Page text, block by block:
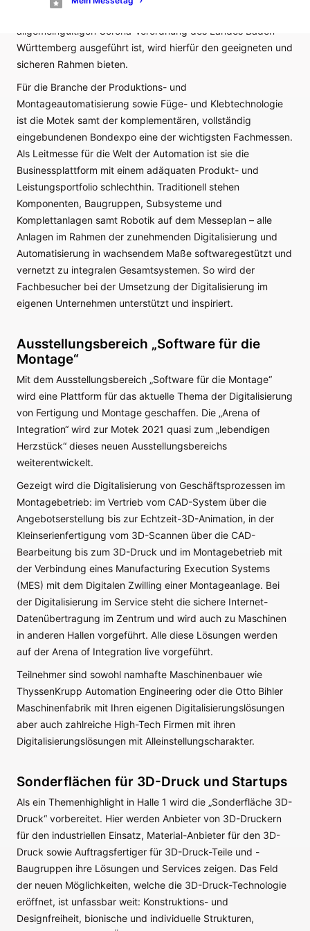
allgemeingültigen Corona-Verordnung des Landes Baden-
Württemberg ausgeführt ist, wird hierfür den geeigneten und
sicheren Rahmen bieten.
Für die Branche der Produktions- und
Montageautomatisierung sowie Füge- und Klebtechnologie
ist die Motek samt der komplementären, vollständig
eingebundenen Bondexpo eine der wichtigsten Fachmessen.
Als Leitmesse für die Welt der Automation ist sie die
Businessplattform mit einem adäquaten Produkt- und
Leistungsportfolio schlechthin. Traditionell stehen
Komponenten, Baugruppen, Subsysteme und
Komplettanlagen samt Robotik auf dem Messeplan – alle
Anlagen im Rahmen der zunehmenden Digitalisierung und
Automatisierung in wachsendem Maße softwaregestützt und
vernetzt zu integralen Gesamtsystemen. So wird der
Fachbesucher bei der Umsetzung der Digitalisierung im
eigenen Unternehmen unterstützt und inspiriert.
Ausstellungsbereich „Software für die
Montage“
Mit dem Ausstellungsbereich „Software für die Montage“
wird eine Plattform für das aktuelle Thema der Digitalisierung
von Fertigung und Montage geschaffen. Die „Arena of
Integration“ wird zur Motek 2021 quasi zum „lebendigen
Herzstück“ dieses neuen Ausstellungsbereichs
weiterentwickelt.
Gezeigt wird die Digitalisierung von Geschäftsprozessen im
Montagebetrieb: im Vertrieb vom CAD-System über die
Angebotserstellung bis zur Echtzeit-3D-Animation, in der
Kleinserienfertigung vom 3D-Scannen über die CAD-
Bearbeitung bis zum 3D-Druck und im Montagebetrieb mit
der Verbindung eines Manufacturing Execution Systems
(MES) mit dem Digitalen Zwilling einer Montageanlage. Bei
der Digitalisierung im Service steht die sichere Internet-
Datenübertragung im Zentrum und wird auch zu Maschinen
in anderen Hallen vorgeführt. Alle diese Lösungen werden
auf der Arena of Integration live vorgeführt.
Teilnehmer sind sowohl namhafte Maschinenbauer wie
ThyssenKrupp Automation Engineering oder die Otto Bihler
Maschinenfabrik mit Ihren eigenen Digitalisierungslösungen
aber auch zahlreiche High-Tech Firmen mit ihren
Digitalisierungslösungen mit Alleinstellungscharakter.
Sonderflächen für 3D-Druck und Startups
Als ein Themenhighlight in Halle 1 wird die „Sonderfläche 3D-
Druck“ vorbereitet. Hier werden Anbieter von 3D-Druckern
für den industriellen Einsatz, Material-Anbieter für den 3D-
Druck sowie Auftragsfertiger für 3D-Druck-Teile und -
Baugruppen ihre Lösungen und Services zeigen. Das Feld
der neuen Möglichkeiten, welche die 3D-Druck-Technologie
eröffnet, ist unfassbar weit: Konstruktions- und
Designfreiheit, bionische und individuelle Strukturen,